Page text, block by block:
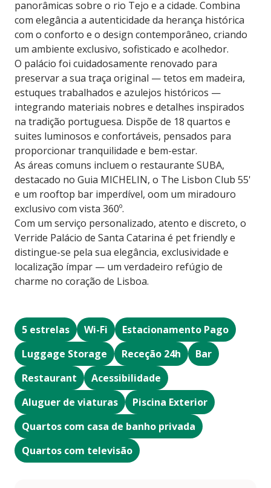
panorâmicas sobre o rio Tejo e a cidade. Combina
com elegância a autenticidade da herança histórica
com o conforto e o design contemporâneo, criando
um ambiente exclusivo, sofisticado e acolhedor.
O palácio foi cuidadosamente renovado para
preservar a sua traça original — tetos em madeira,
estuques trabalhados e azulejos históricos —
integrando materiais nobres e detalhes inspirados
na tradição portuguesa. Dispõe de 18 quartos e
suites luminosos e confortáveis, pensados para
proporcionar tranquilidade e bem-estar.
As áreas comuns incluem o restaurante SUBA,
destacado no Guia MICHELIN, o The Lisbon Club 55'
e um rooftop bar imperdível, oom um miradouro
exclusivo com vista 360º.
Com um serviço personalizado, atento e discreto, o
Verride Palácio de Santa Catarina é pet friendly e
distingue-se pela sua elegância, exclusividade e
localização ímpar — um verdadeiro refúgio de
charme no coração de Lisboa.
5 estrelas Wi-Fi
Estacionamento Pago
Luggage Storage
Receção 24h
Bar
Restaurant
Acessibilidade
Aluguer de viaturas
Piscina Exterior
Quartos com casa de banho privada
Quartos com televisão